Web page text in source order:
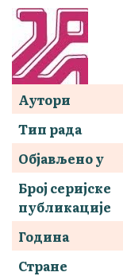
Аутори
Тип рада
Објављено у
Број серијске
публикације
Година
Стране